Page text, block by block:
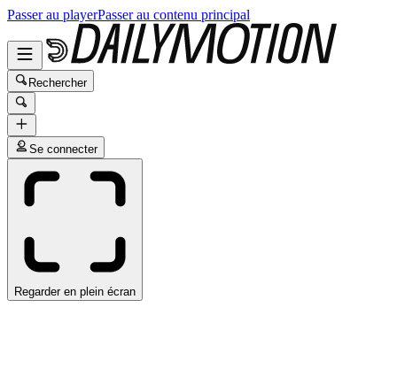
Passer au playerPasser au contenu principal
Rechercher
Se connecter
Regarder en plein écran